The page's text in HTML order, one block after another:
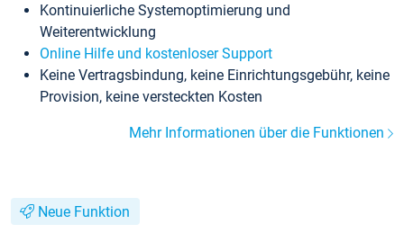
Kontinuierliche Systemoptimierung und
Weiterentwicklung
Online Hilfe und kostenloser Support
Keine Vertragsbindung, keine Einrichtungsgebühr, keine
Provision, keine versteckten Kosten
Mehr Informationen über die Funktionen
Neue Funktion